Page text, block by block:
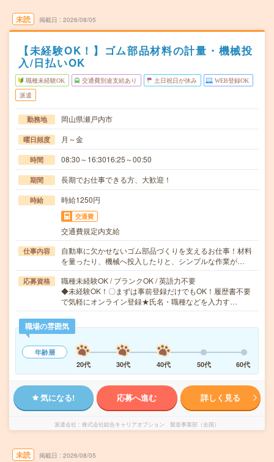
未読 掲載日 2026/08/05
【未経験OK！】ゴム部品材料の計量・機械投
入/日払いOK
職種未経験OK 交通費別途支給あり 土日祝日が休み WEB登録OK
派遣
勤務地 岡山県瀬戸内市
曜日頻度 月～金
時間 08:30～16:3016:25～00:50
期間 長期でお仕事できる方、大歓迎！
時給 時給1250円
交通費
交通費規定内支給
仕事内容
自動車に欠かせないゴム部品づくりを支えるお仕事！材料
を量ったり、機械へ投入したりと、シンプルな作業が…
応募資格
職種未経験OK / ブランクOK / 英語力不要
◆未経験OK！〇まずは事前登録だけでもOK！履歴書不要
で気軽にオンライン登録★氏名・職種などを入力す…
職場の雰囲気
年齢層
20代
30代 40代 50代 60代
気になる! 応募へ進む 詳しく見る
派遣会社 株式会社綜合キャリアオプション 製造事業部（全国）
未読 掲載日 2026/08/05